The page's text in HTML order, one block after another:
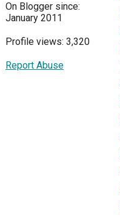
On Blogger since:
January 2011
Profile views: 3,320
Report Abuse